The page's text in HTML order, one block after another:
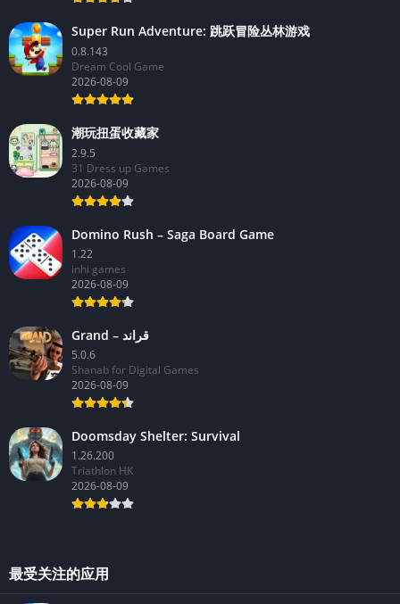
Super Run Adventure: 跳跃冒险丛林游戏
0.8.143
Dream Cool Game
2026-08-09
潮玩扭蛋收藏家
2.9.5
31 Dress up Games
2026-08-09
Domino Rush – Saga Board Game
1.22
inhi games
2026-08-09
Grand – قراند
5.0.6
Shanab for Digital Games
2026-08-09
Doomsday Shelter: Survival
1.26.200
Triathlon HK
2026-08-09
最受关注的应用